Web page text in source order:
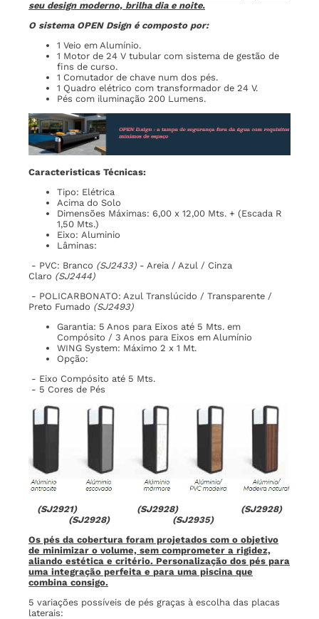
seu design moderno, brilha dia e noite.
O sistema OPEN Dsign é composto por:
1 Veio em Alumínio.
1 Motor de 24 V tubular com sistema de gestão de
fins de curso.
1 Comutador de chave num dos pés.
1 Quadro elétrico com transformador de 24 V.
Pés com iluminação 200 Lumens.
Caracteristicas Técnicas:
Tipo: Elétrica
Acima do Solo
Dimensões Máximas: 6,00 x 12,00 Mts. + (Escada R
1,50 Mts.)
Eixo: Aluminio
Lâminas:
- PVC: Branco (SJ2433) - Areia / Azul / Cinza
Claro (SJ2444)
- POLICARBONATO: Azul Translúcido / Transparente /
Preto Fumado (SJ2493)
Garantia: 5 Anos para Eixos até 5 Mts. em
Compósito / 3 Anos para Eixos em Alumínio
WING System: Máximo 2 x 1 Mt.
Opção:
- Eixo Compósito até 5 Mts.
- 5 Cores de Pés
(SJ2921) (SJ2928) (SJ2928)
(SJ2928) (SJ2935)
Os pés da cobertura foram projetados com o objetivo
de minimizar o volume, sem comprometer a rigidez,
aliando estética e critério. Personalização dos pés para
uma integração perfeita e para uma piscina que
combina consigo.
5 variações possíveis de pés graças à escolha das placas
laterais: